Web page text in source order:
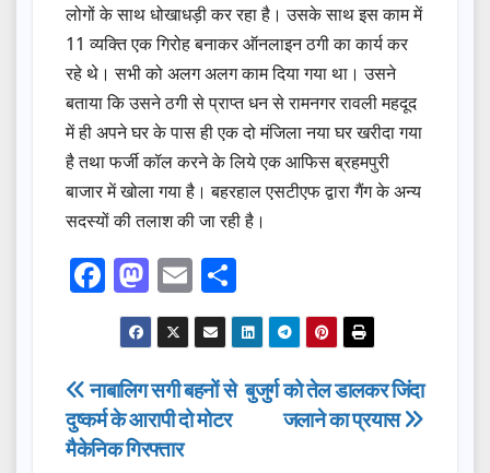
लोगों के साथ धोखाधड़ी कर रहा है। उसके साथ इस काम में
11 व्यक्ति एक गिरोह बनाकर ऑनलाइन ठगी का कार्य कर
रहे थे। सभी को अलग अलग काम दिया गया था। उसने
बताया कि उसने ठगी से प्राप्त धन से रामनगर रावली महदूद
में ही अपने घर के पास ही एक दो मंजिला नया घर खरीदा गया
है तथा फर्जी कॉल करने के लिये एक आफिस ब्रहमपुरी
बाजार में खोला गया है। बहरहाल एसटीएफ द्वारा गैंग के अन्य
सदस्यों की तलाश की जा रही है।
F
a
c
e
b
o
M
a
st
o
d
o
E
m
ail
h
ar
e
Post
navigation
बुजुर्ग को तेल डालकर जिंदा
जलाने का प्रयास
नाबालिग सगी बहनों से
दुष्कर्म के आरापी दो मोटर
मैकेनिक गिरफ्तार